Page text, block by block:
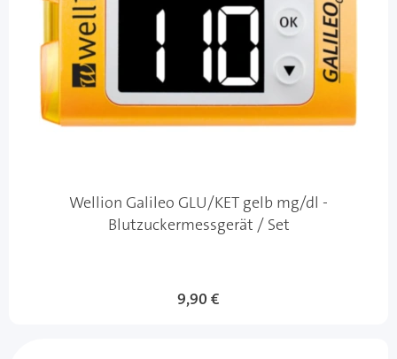
Wellion Galileo GLU/KET gelb mg/dl -
Blutzuckermessgerät / Set
9,90 €